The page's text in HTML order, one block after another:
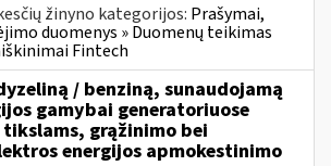
žinyno kategorijos: Prašymai,
duomenys » Duomenų teikimas
Fintech
/ benziną, sunaudojamą
gamybai generatoriuose
grąžinimo bei
energijos apmokestinimo